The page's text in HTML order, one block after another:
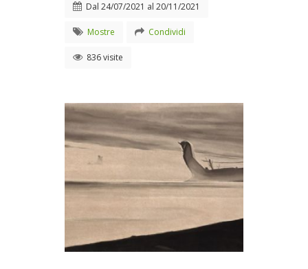
Dal 24/07/2021 al 20/11/2021
Mostre Condividi
836 visite